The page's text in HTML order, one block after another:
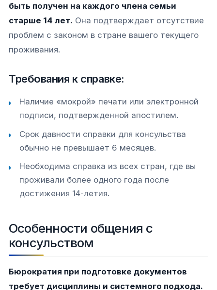
быть получен на каждого члена семьи
старше 14 лет. Она подтверждает отсутствие
проблем с законом в стране вашего текущего
проживания.
Требования к справке:
Наличие «мокрой» печати или электронной
подписи, подтвержденной апостилем.
Срок давности справки для консульства
обычно не превышает 6 месяцев.
Необходима справка из всех стран, где вы
проживали более одного года после
достижения 14-летия.
Особенности общения с
консульством
Бюрократия при подготовке документов
требует дисциплины и системного подхода.